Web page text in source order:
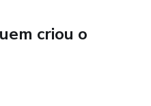
serão disponibilizados
da compra.
criou o